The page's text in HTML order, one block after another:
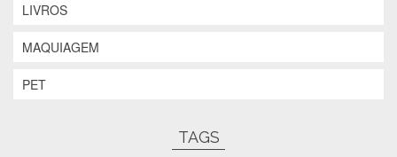
LIVROS
MAQUIAGEM
PET
TAGS